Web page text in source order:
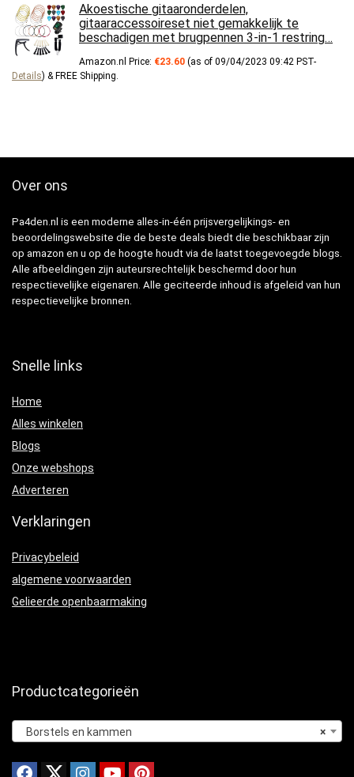
Akoestische gitaaronderdelen,
gitaaraccessoireset niet gemakkelijk te
beschadigen met brugpennen 3-in-1 restring…
Amazon.nl Price: €23.60 (as of 09/04/2023 09:42 PST-
Details) & FREE Shipping
Over ons
Pa4den.nl is een moderne alles-in-één prijsvergelijkings- en
beoordelingswebsite die de beste deals biedt die beschikbaar zijn
op amazon en u op de hoogte houdt via de laatst toegevoegde blogs.
Alle afbeeldingen zijn auteursrechtelijk beschermd door hun
respectievelijke eigenaren. Alle geciteerde inhoud is afgeleid van hun
respectievelijke bronnen.
Snelle links
Home
Alles winkelen
Blogs
Onze webshops
Adverteren
Verklaringen
Privacybeleid
algemene voorwaarden
Gelieerde openbaarmaking
Productcategorieën
×
Borstels en kammen